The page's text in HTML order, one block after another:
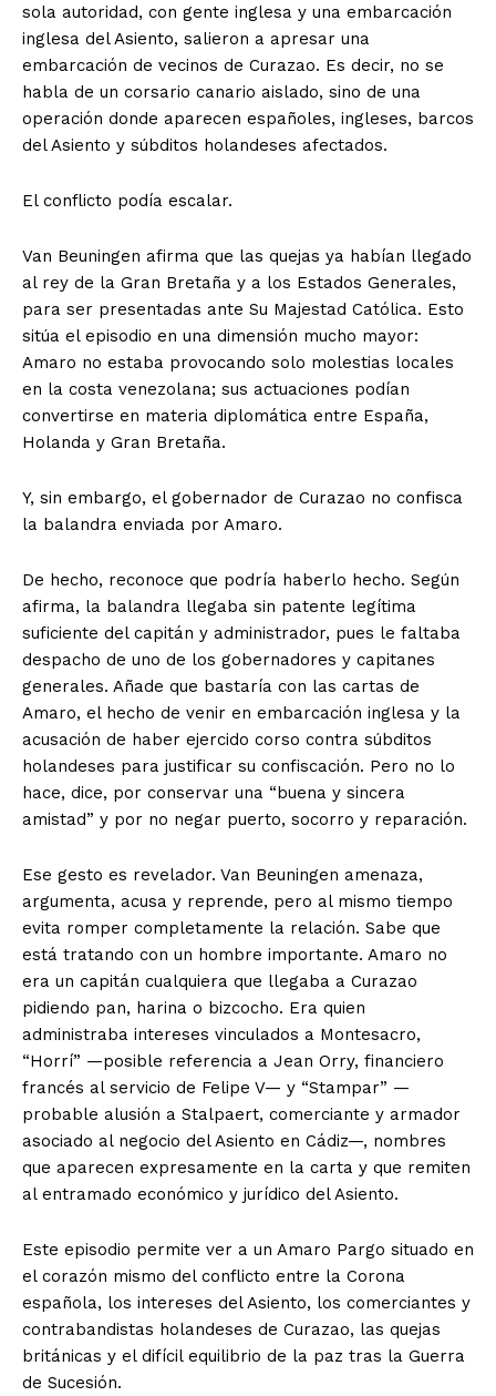
sola autoridad, con gente inglesa y una embarcación
inglesa del Asiento, salieron a apresar una
embarcación de vecinos de Curazao. Es decir, no se
habla de un corsario canario aislado, sino de una
operación donde aparecen españoles, ingleses, barcos
del Asiento y súbditos holandeses afectados.
El conflicto podía escalar.
Van Beuningen afirma que las quejas ya habían llegado
al rey de la Gran Bretaña y a los Estados Generales,
para ser presentadas ante Su Majestad Católica. Esto
sitúa el episodio en una dimensión mucho mayor:
Amaro no estaba provocando solo molestias locales
en la costa venezolana; sus actuaciones podían
convertirse en materia diplomática entre España,
Holanda y Gran Bretaña.
Y, sin embargo, el gobernador de Curazao no confisca
la balandra enviada por Amaro.
De hecho, reconoce que podría haberlo hecho. Según
afirma, la balandra llegaba sin patente legítima
suficiente del capitán y administrador, pues le faltaba
despacho de uno de los gobernadores y capitanes
generales. Añade que bastaría con las cartas de
Amaro, el hecho de venir en embarcación inglesa y la
acusación de haber ejercido corso contra súbditos
holandeses para justificar su confiscación. Pero no lo
hace, dice, por conservar una “buena y sincera
amistad” y por no negar puerto, socorro y reparación.
Ese gesto es revelador. Van Beuningen amenaza,
argumenta, acusa y reprende, pero al mismo tiempo
evita romper completamente la relación. Sabe que
está tratando con un hombre importante. Amaro no
era un capitán cualquiera que llegaba a Curazao
pidiendo pan, harina o bizcocho. Era quien
administraba intereses vinculados a Montesacro,
“Horrí” —posible referencia a Jean Orry, financiero
francés al servicio de Felipe V— y “Stampar” —
probable alusión a Stalpaert, comerciante y armador
asociado al negocio del Asiento en Cádiz—, nombres
que aparecen expresamente en la carta y que remiten
al entramado económico y jurídico del Asiento.
Este episodio permite ver a un Amaro Pargo situado en
el corazón mismo del conflicto entre la Corona
española, los intereses del Asiento, los comerciantes y
contrabandistas holandeses de Curazao, las quejas
británicas y el difícil equilibrio de la paz tras la Guerra
de Sucesión.